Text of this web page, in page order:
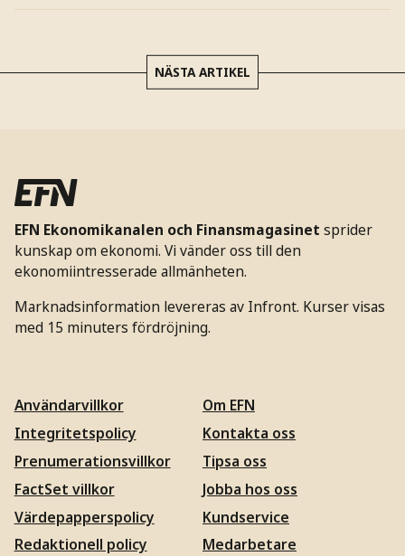
NÄSTA ARTIKEL
EFN Ekonomikanalen och Finansmagasinet sprider
kunskap om ekonomi. Vi vänder oss till den
ekonomiintresserade allmänheten.
Marknadsinformation levereras av Infront. Kurser visas
med 15 minuters fördröjning.
Användarvillkor
Integritetspolicy
Prenumerationsvillkor
FactSet villkor
Värdepapperspolicy
Redaktionell policy
Om EFN
Kontakta oss
Tipsa oss
Jobba hos oss
Kundservice
Medarbetare